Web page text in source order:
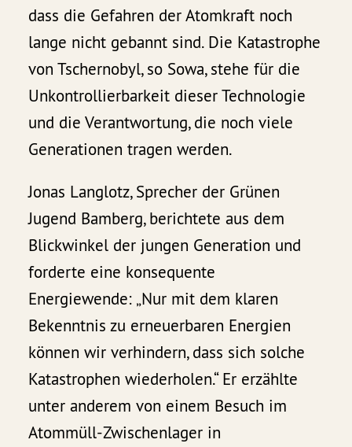
dass die Gefahren der Atomkraft noch
lange nicht gebannt sind. Die Katastrophe
von Tschernobyl, so Sowa, stehe für die
Unkontrollierbarkeit dieser Technologie
und die Verantwortung, die noch viele
Generationen tragen werden.
Jonas Langlotz, Sprecher der Grünen
Jugend Bamberg, berichtete aus dem
Blickwinkel der jungen Generation und
forderte eine konsequente
Energiewende: „Nur mit dem klaren
Bekenntnis zu erneuerbaren Energien
können wir verhindern, dass sich solche
Katastrophen wiederholen.“ Er erzählte
unter anderem von einem Besuch im
Atommüll-Zwischenlager in